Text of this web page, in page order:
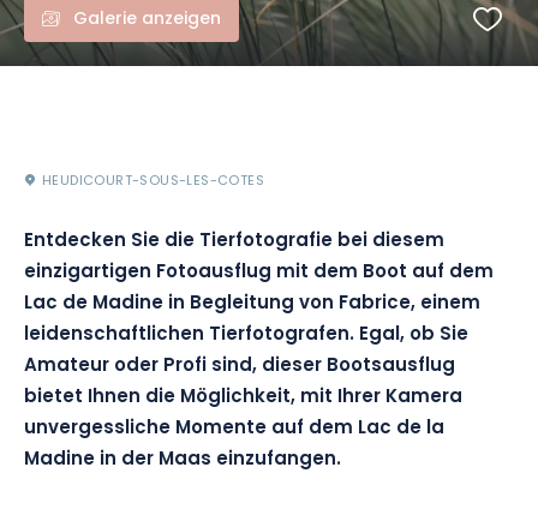
Galerie anzeigen
HEUDICOURT-SOUS-LES-COTES
Entdecken Sie die Tierfotografie bei diesem
einzigartigen Fotoausflug mit dem Boot auf dem
Lac de Madine in Begleitung von Fabrice, einem
leidenschaftlichen Tierfotografen. Egal, ob Sie
Amateur oder Profi sind, dieser Bootsausflug
bietet Ihnen die Möglichkeit, mit Ihrer Kamera
unvergessliche Momente auf dem Lac de la
Madine in der Maas einzufangen.